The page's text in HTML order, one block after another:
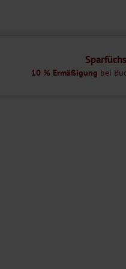
10 % Ermäßigung bei